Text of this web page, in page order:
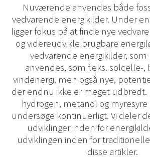
Nuværende anvendes både
vedvarende energikilder. Under
ligger fokus på at finde nye
og videreudvikle brugbare
vedvarende energikilder,
anvendes, som f.eks. solcelle-,
vindenergi, men også nye,
der endnu ikke er meget udbredt.
hydrogen, metanol og
undersøge kontinuerligt. Vi deler
udviklinger inden for
udviklingen inden for
disse artikler.